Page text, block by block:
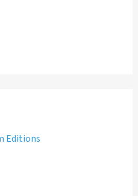
Editions